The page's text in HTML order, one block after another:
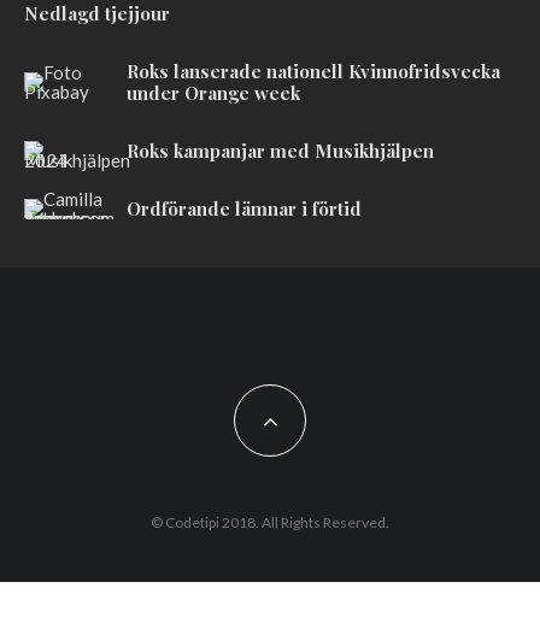
Nedlagd tjejjour
Roks lanserade nationell Kvinnofridsvecka
under Orange week
Roks kampanjar med Musikhjälpen
Ordförande lämnar i förtid
© Codetipi 2018. All Rights Reserved.